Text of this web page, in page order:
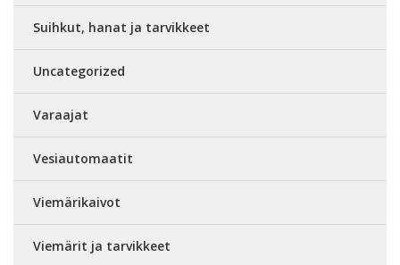
Suihkut, hanat ja tarvikkeet
Uncategorized
Varaajat
Vesiautomaatit
Viemärikaivot
Viemärit ja tarvikkeet